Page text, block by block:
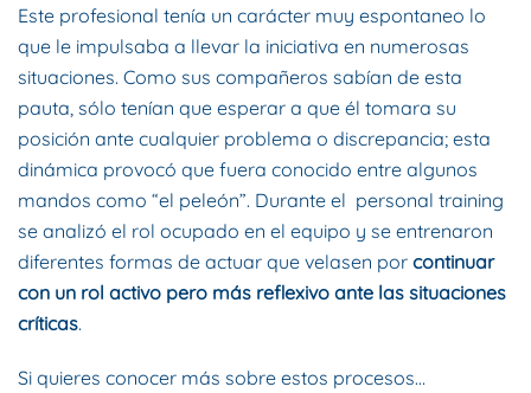
Este profesional tenía un carácter muy espontaneo lo
que le impulsaba a llevar la iniciativa en numerosas
situaciones. Como sus compañeros sabían de esta
pauta, sólo tenían que esperar a que él tomara su
posición ante cualquier problema o discrepancia; esta
dinámica provocó que fuera conocido entre algunos
mandos como “el peleón”. Durante el personal training
se analizó el rol ocupado en el equipo y se entrenaron
diferentes formas de actuar que velasen por continuar
con un rol activo pero más reflexivo ante las situaciones
críticas.
Si quieres conocer más sobre estos procesos…